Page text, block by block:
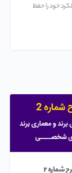
خود را حفظ
شماره ۲